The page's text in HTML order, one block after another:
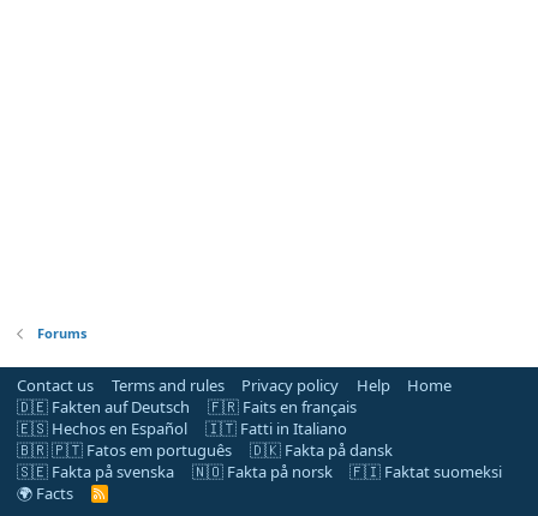
Forums
Contact us Terms and rules Privacy policy Help
Home
🇩🇪 Fakten auf Deutsch
🇫🇷 Faits en français
🇪🇸 Hechos en Español
🇮🇹 Fatti in Italiano
🇧🇷 🇵🇹 Fatos em português
🇩🇰 Fakta på dansk
🇸🇪 Fakta på svenska
🇳🇴 Fakta på norsk
🇫🇮 Faktat suomeksi
🌍 Facts
R